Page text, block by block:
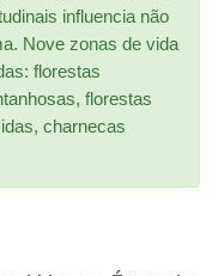
influencia não
Nove zonas de vida
florestas
florestas
charnecas